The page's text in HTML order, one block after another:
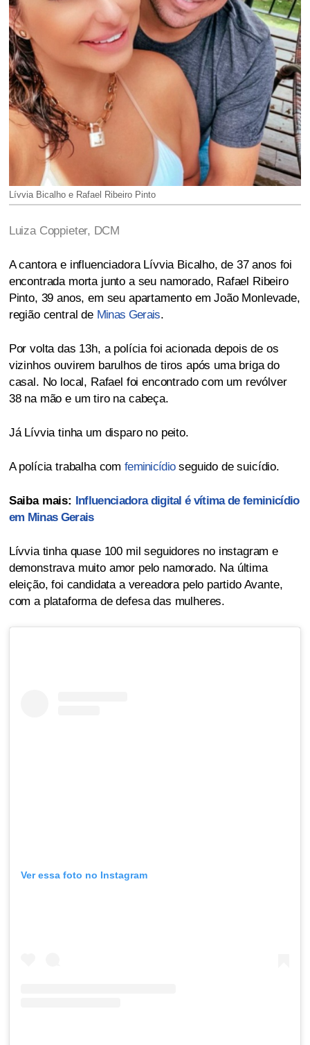
Lívvia Bicalho e Rafael Ribeiro Pinto
Luiza Coppieter, DCM
A cantora e influenciadora Lívvia Bicalho, de 37 anos foi
encontrada morta junto a seu namorado, Rafael Ribeiro
Pinto, 39 anos, em seu apartamento em João Monlevade,
região central de Minas Gerais.
Por volta das 13h, a polícia foi acionada depois de os
vizinhos ouvirem barulhos de tiros após uma briga do
casal. No local, Rafael foi encontrado com um revólver
38 na mão e um tiro na cabeça.
Já Lívvia tinha um disparo no peito.
A polícia trabalha com feminicídioseguido de suicídio.
Saiba mais: Influenciadora digital é vítima de feminicídio
em Minas Gerais
Lívvia tinha quase 100 mil seguidores no instagram e
demonstrava muito amor pelo namorado. Na última
eleição, foi candidata a vereadora pelo partido Avante,
com a plataforma de defesa das mulheres.
Ver essa foto no Instagram